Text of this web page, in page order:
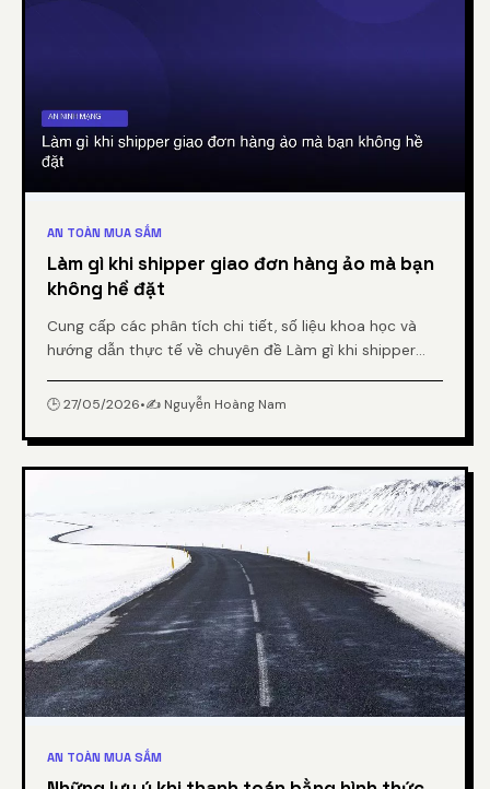
AN TOÀN MUA SẮM
Làm gì khi shipper giao đơn hàng ảo mà bạn
không hề đặt
Cung cấp các phân tích chi tiết, số liệu khoa học và
hướng dẫn thực tế về chuyên đề Làm gì khi shipper
🕒 27/05/2026•✍️ Nguyễn Hoàng Nam
AN TOÀN MUA SẮM